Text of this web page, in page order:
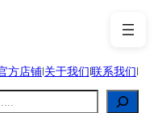
方店铺|关于我们|联系我们|